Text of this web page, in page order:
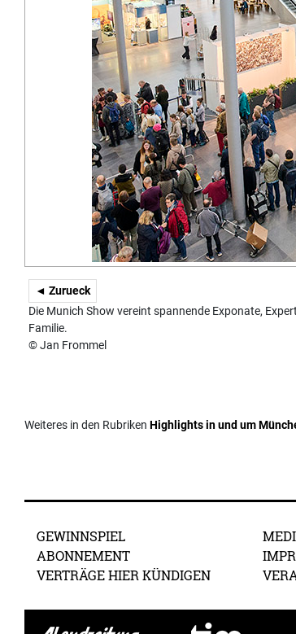
◄ Zurueck
Die Munich Show vereint spannende Exponate,
Familie.
© Jan Frommel
Weiteres in den Rubriken Highlights in und um
GEWINNSPIEL
ABONNEMENT
VERTRÄGE HIER KÜNDIGEN